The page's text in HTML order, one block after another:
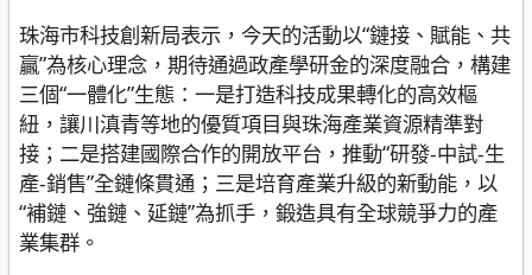
珠海市科技創新局表示，今天的活動以“鏈接、賦能、共
贏”為核心理念，期待通過政產學研金的深度融合，構建
三個“一體化”生態：一是打造科技成果轉化的高效樞
紐，讓川滇青等地的優質項目與珠海產業資源精準對
接；二是搭建國際合作的開放平台，推動“研發-中試-生
產-銷售”全鏈條貫通；三是培育產業升級的新動能，以
“補鏈、強鏈、延鏈”為抓手，鍛造具有全球競爭力的產
業集群。